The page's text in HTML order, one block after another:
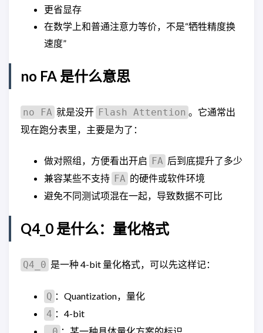
更省显存
在数学上和普通注意力等价，不是“牺牲精度换
速度”
no FA 是什么意思
no FA 就是没开 Flash Attention 。它通常出
现在跑分表里，主要是为了：
做对照组，方便看出开启 FA 后到底提升了多少
兼容某些不支持 FA 的硬件或软件环境
避免不同测试项混在一起，导致数据不可比
Q4_0 是什么：量化格式
Q4_0 是一种 4-bit 量化格式，可以先这样记：
Q ：Quantization，量化
4 ：4-bit